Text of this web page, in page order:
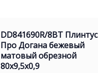
DD841690R/8BT Плинтус
Про Догана бежевый
матовый обрезной
80x9,5x0,9